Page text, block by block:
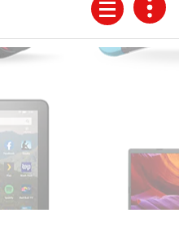
Promos Téléviseur